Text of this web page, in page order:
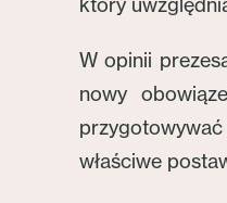
W opinii
nowy
przygotowywać
właściwe